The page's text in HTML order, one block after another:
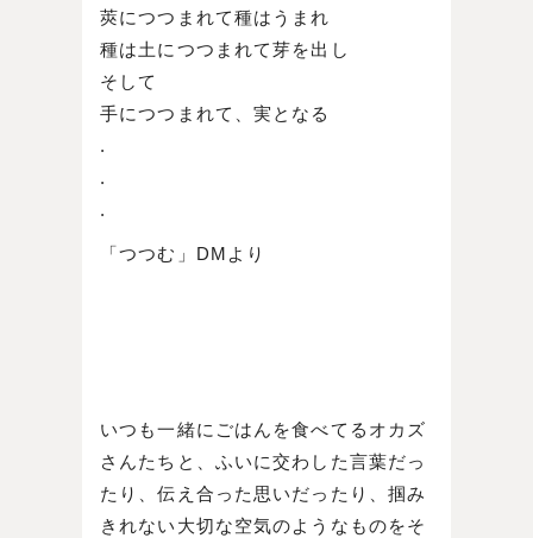
莢につつまれて種はうまれ
種は土につつまれて芽を出し
そして
手につつまれて、実となる
.
.
.
「つつむ」DMより
いつも一緒にごはんを食べてるオカズ
さんたちと、ふいに交わした言葉だっ
たり、伝え合った思いだったり、掴み
きれない大切な空気のようなものをそ